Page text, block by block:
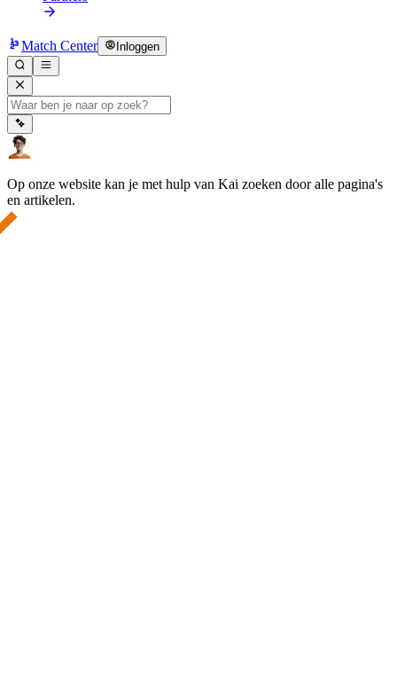
Match Center Inloggen
Op onze website kan je met hulp van Kai zoeken door alle pagina's
en artikelen.